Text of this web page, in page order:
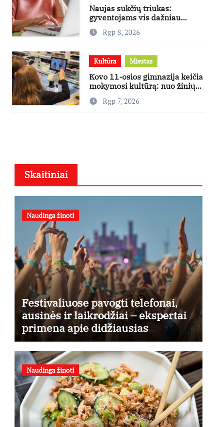
Naujas sukčių triukas:
gyventojams vis dažniau
skambina per „Viber“
Rgp 8, 2026
Kultūra Miestas
Kovo 11-osios gimnazija keičia
mokymosi kultūrą: nuo žinių
kaupimo – prie jų supratimo ir
taikymo
Rgp 7, 2026
Skaitiniai
Naudinga žinoti
Festivaliuose pavogti telefonai,
ausinės ir laikrodžiai – ekspertai
primena apie didžiausias
finansines rizikas
Naudinga žinoti